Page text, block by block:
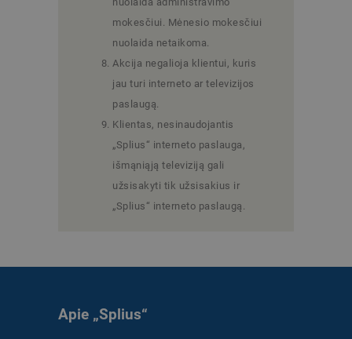
mokesčiui. Mėnesio mokesčiui
nuolaida netaikoma.
Akcija negalioja klientui, kuris
jau turi interneto ar televizijos
paslaugą.
Klientas, nesinaudojantis
„Splius“ interneto paslauga,
išmąniąją televiziją gali
užsisakyti tik užsisakius ir
„Splius“ interneto paslaugą.
Apie „Splius“